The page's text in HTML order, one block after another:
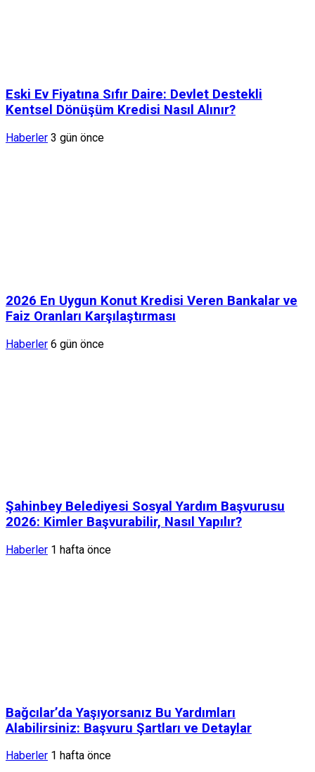
Eski Ev Fiyatına Sıfır Daire: Devlet Destekli
Kentsel Dönüşüm Kredisi Nasıl Alınır?
Haberler 3 gün önce
2026 En Uygun Konut Kredisi Veren Bankalar ve
Faiz Oranları Karşılaştırması
Haberler 6 gün önce
Şahinbey Belediyesi Sosyal Yardım Başvurusu
2026: Kimler Başvurabilir, Nasıl Yapılır?
Haberler 1 hafta önce
Bağcılar’da Yaşıyorsanız Bu Yardımları
Alabilirsiniz: Başvuru Şartları ve Detaylar
Haberler 1 hafta önce